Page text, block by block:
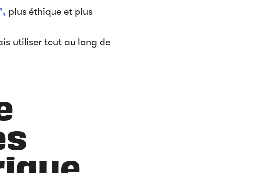
plus éthique et plus
utiliser tout au long de